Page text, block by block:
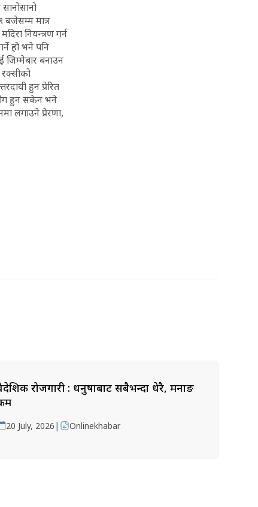
बजेसम्म मात्र
नियन्त्रण गर्न
हो भने पनि
जिम्मेबार बनाउन
रक्सीको
हुन प्रेरित
हुन सकेन भने
लगाउने प्रेरणा,
रोजगारी : धनुषाबाट सबैभन्दा धेरै, मनाङ
20 July, 2026 | Onlinekhabar